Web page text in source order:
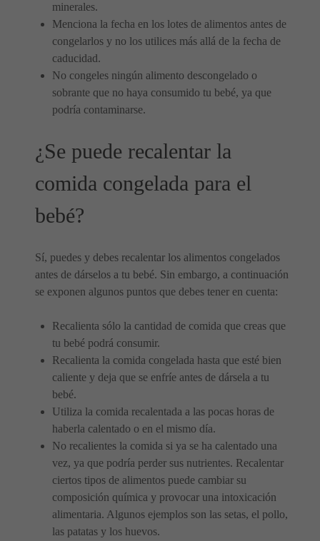
minerales.
Menciona la fecha en los lotes de alimentos antes de
congelarlos y no los utilices más allá de la fecha de
caducidad.
No congeles ningún alimento descongelado o
sobrante que no haya consumido tu bebé, ya que
podría contaminarse.
¿Se puede recalentar la
comida congelada para el
bebé?
Sí, puedes y debes recalentar los alimentos congelados
antes de dárselos a tu bebé. Sin embargo, a continuación
se exponen algunos puntos que debes tener en cuenta:
Recalienta sólo la cantidad de comida que creas que
tu bebé podrá consumir.
Recalienta la comida congelada hasta que esté bien
caliente y deja que se enfríe antes de dársela a tu
bebé.
Utiliza la comida recalentada a las pocas horas de
haberla calentado o en el mismo día.
No recalientes la comida si ya se ha calentado una
vez, ya que podría perder sus nutrientes. Recalentar
ciertos tipos de alimentos puede cambiar su
composición química y provocar una intoxicación
alimentaria. Algunos ejemplos son las setas, el pollo,
las patatas y los huevos.